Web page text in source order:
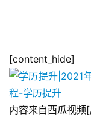
[content_hide]
内容来自西瓜视